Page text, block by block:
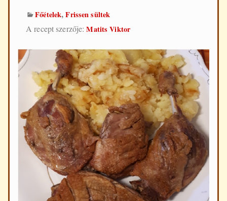
Főételek,Frissen sültek
A recept szerzője:Matits Viktor